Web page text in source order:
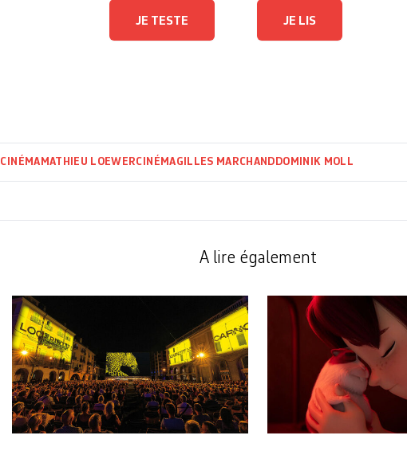
JE TESTE JE LIS
CINÉMA MATHIEU LOEWERCINÉMAGILLES MARCHAND DOMINIK MOLL
A lire également